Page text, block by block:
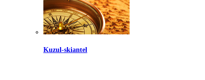
Kuzul-skiantel